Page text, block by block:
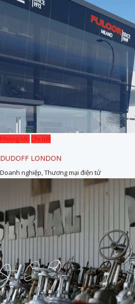
Phóng lớn Chi tiết
DUDOFF LONDON
Doanh nghiệp, Thương mại điện tử